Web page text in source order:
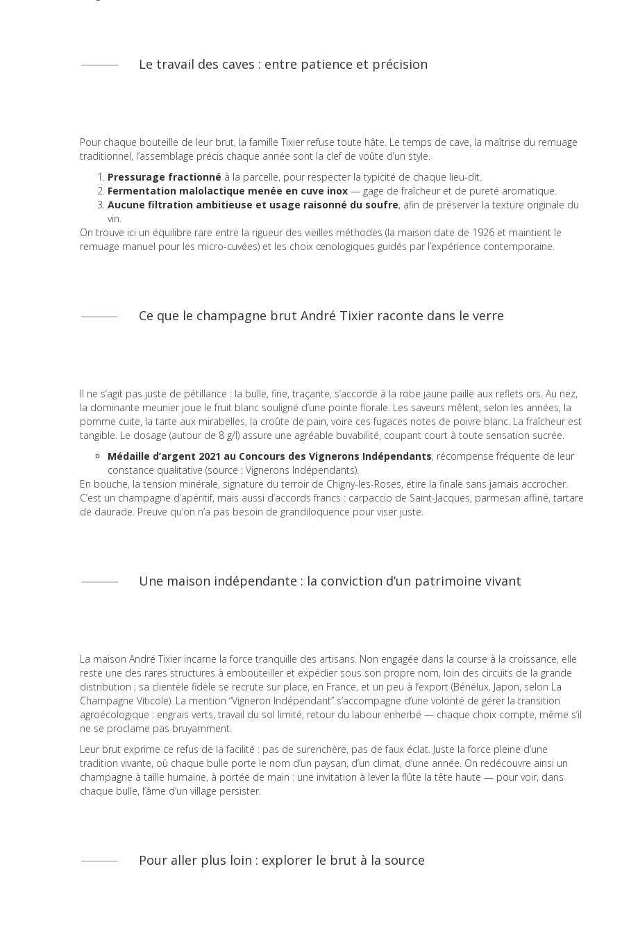
Le travail des caves : entre patience et précision
Pour chaque bouteille de leur brut, la famille Tixier refuse toute hâte. Le temps de cave, la maîtrise du remuage
traditionnel, l’assemblage précis chaque année sont la clef de voûte d’un style.
Pressurage fractionné à la parcelle, pour respecter la typicité de chaque lieu-dit.
Fermentation malolactique menée en cuve inox — gage de fraîcheur et de pureté aromatique.
Aucune filtration ambitieuse et usage raisonné du soufre, afin de préserver la texture originale du
vin.
On trouve ici un équilibre rare entre la rigueur des vieilles méthodes (la maison date de 1926 et maintient le
remuage manuel pour les micro-cuvées) et les choix œnologiques guidés par l’expérience contemporaine.
Ce que le champagne brut André Tixier raconte dans le verre
Il ne s’agit pas juste de pétillance : la bulle, fine, traçante, s’accorde à la robe jaune paille aux reflets ors. Au nez,
la dominante meunier joue le fruit blanc souligné d’une pointe florale. Les saveurs mêlent, selon les années, la
pomme cuite, la tarte aux mirabelles, la croûte de pain, voire ces fugaces notes de poivre blanc. La fraîcheur est
tangible. Le dosage (autour de 8 g/l) assure une agréable buvabilité, coupant court à toute sensation sucrée.
Médaille d’argent 2021 au Concours des Vignerons Indépendants, récompense fréquente de leur
constance qualitative (source : Vignerons Indépendants).
En bouche, la tension minérale, signature du terroir de Chigny-les-Roses, étire la finale sans jamais accrocher.
C’est un champagne d’apéritif, mais aussi d’accords francs : carpaccio de Saint-Jacques, parmesan affiné, tartare
de daurade. Preuve qu’on n’a pas besoin de grandiloquence pour viser juste.
Une maison indépendante : la conviction d’un patrimoine vivant
La maison André Tixier incarne la force tranquille des artisans. Non engagée dans la course à la croissance, elle
reste une des rares structures à embouteiller et expédier sous son propre nom, loin des circuits de la grande
distribution ; sa clientèle fidèle se recrute sur place, en France, et un peu à l’export (Bénélux, Japon, selon La
Champagne Viticole). La mention “Vigneron Indépendant” s’accompagne d’une volonté de gérer la transition
agroécologique : engrais verts, travail du sol limité, retour du labour enherbé — chaque choix compte, même s’il
ne se proclame pas bruyamment.
Leur brut exprime ce refus de la facilité : pas de surenchère, pas de faux éclat. Juste la force pleine d’une
tradition vivante, où chaque bulle porte le nom d’un paysan, d’un climat, d’une année. On redécouvre ainsi un
champagne à taille humaine, à portée de main : une invitation à lever la flûte la tête haute — pour voir, dans
chaque bulle, l’âme d’un village persister.
Pour aller plus loin : explorer le brut à la source